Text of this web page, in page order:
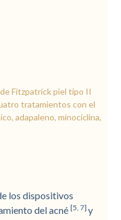
Fitzpatrick piel tipo II
tratamientos con el
adapaleno, minociclina,
los dispositivos
del acné[5, 7]y